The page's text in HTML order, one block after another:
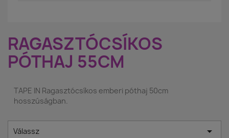
RAGASZTÓCSÍKOS
PÓTHAJ 55CM
TAPE IN Ragasztócsíkos emberi póthaj 50cm
hosszúságban.
Válassz 